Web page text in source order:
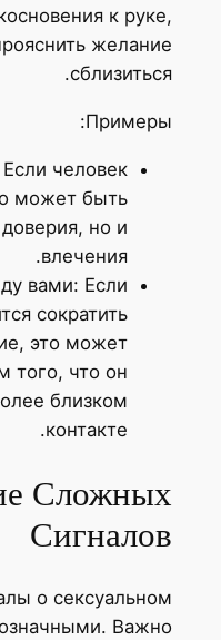
к руке,
желание
сблизиться.
Примеры:
Если человек
может быть
доверия, но и
влечения.
вами: Если
сократить
это может
того, что он
близком
контакте.
Сложных
Сигналов
о сексуальном
Важно